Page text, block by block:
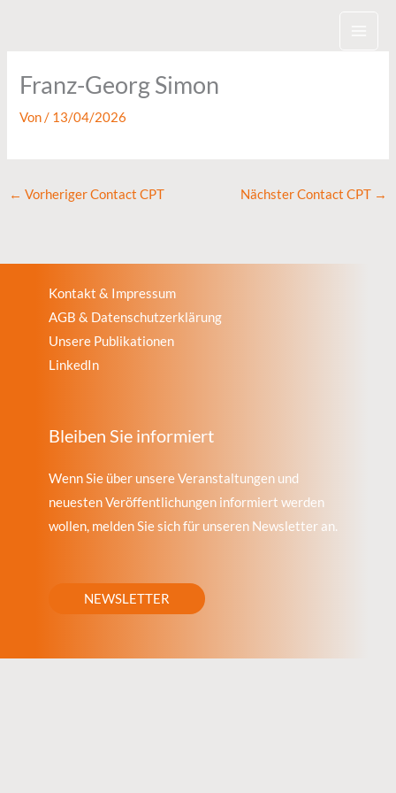
Franz-Georg Simon
Von/ 13/04/2026
← Vorheriger Contact CPT Nächster Contact CPT →
Kontakt & Impressum
AGB & Datenschutzerklärung
Unsere Publikationen
LinkedIn
Bleiben Sie informiert
Wenn Sie über unsere Veranstaltungen und
neuesten Veröffentlichungen informiert werden
wollen, melden Sie sich für unseren Newsletter an.
NEWSLETTER